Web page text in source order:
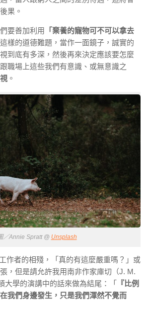
果。
要善加利用
「棄養的寵物可不可以拿去
這樣的道德難題，當作一面鏡子，誠實的
到底有多深，然後再來決定應該要怎麼
職場上這些我們有意識、或無意識之
。
／Annie Spratt @ Unsplash
作者的相殘，「真的有這麼嚴重嗎？」或
，但是請允許我用南非作家庫切（J. M.
大學的演講中的話來做為結尾：「
『比例
我們身邊發生，只是我們渾然不覺而